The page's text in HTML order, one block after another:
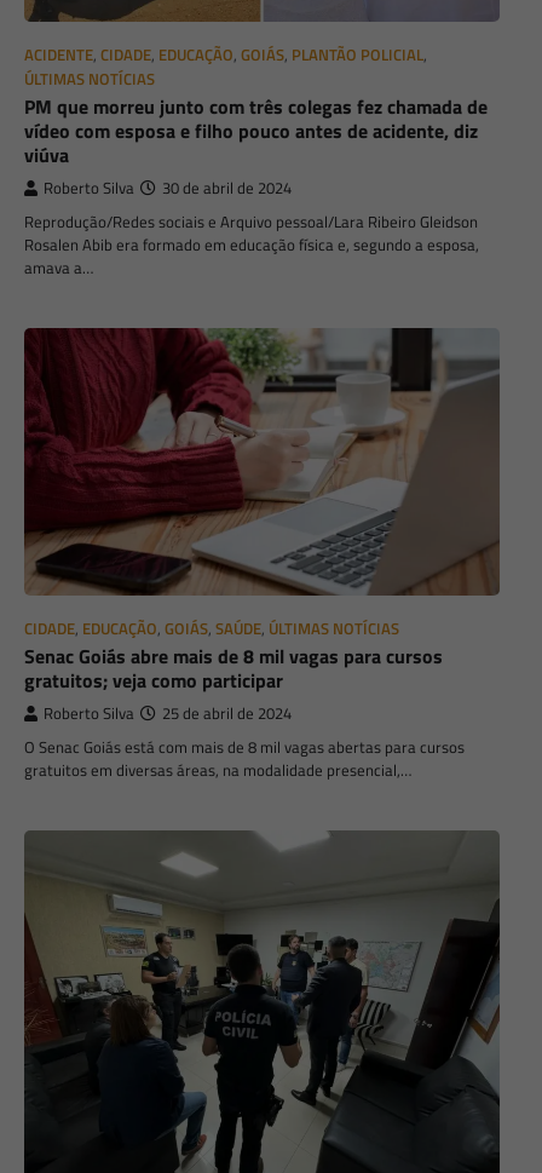
ACIDENTE, CIDADE, EDUCAÇÃO, GOIÁS, PLANTÃO POLICIAL,
ÚLTIMAS NOTÍCIAS
PM que morreu junto com três colegas fez chamada de
vídeo com esposa e filho pouco antes de acidente, diz
viúva
Roberto Silva 30 de abril de 2024
Reprodução/Redes sociais e Arquivo pessoal/Lara Ribeiro Gleidson
Rosalen Abib era formado em educação física e, segundo a esposa,
amava a…
CIDADE, EDUCAÇÃO, GOIÁS, SAÚDE, ÚLTIMAS NOTÍCIAS
Senac Goiás abre mais de 8 mil vagas para cursos
gratuitos; veja como participar
Roberto Silva 25 de abril de 2024
O Senac Goiás está com mais de 8 mil vagas abertas para cursos
gratuitos em diversas áreas, na modalidade presencial,…